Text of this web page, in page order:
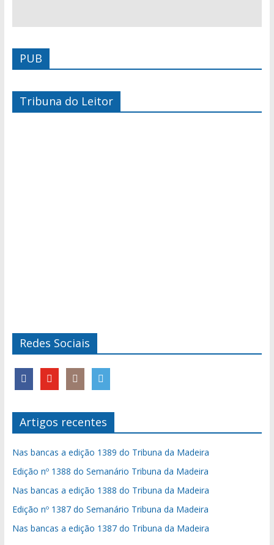
PUB
Tribuna do Leitor
Redes Sociais
Artigos recentes
Nas bancas a edição 1389 do Tribuna da Madeira
Edição nº 1388 do Semanário Tribuna da Madeira
Nas bancas a edição 1388 do Tribuna da Madeira
Edição nº 1387 do Semanário Tribuna da Madeira
Nas bancas a edição 1387 do Tribuna da Madeira